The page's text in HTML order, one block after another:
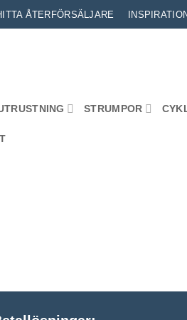
ÅTERFÖRSÄLJARE
STRUMPOR